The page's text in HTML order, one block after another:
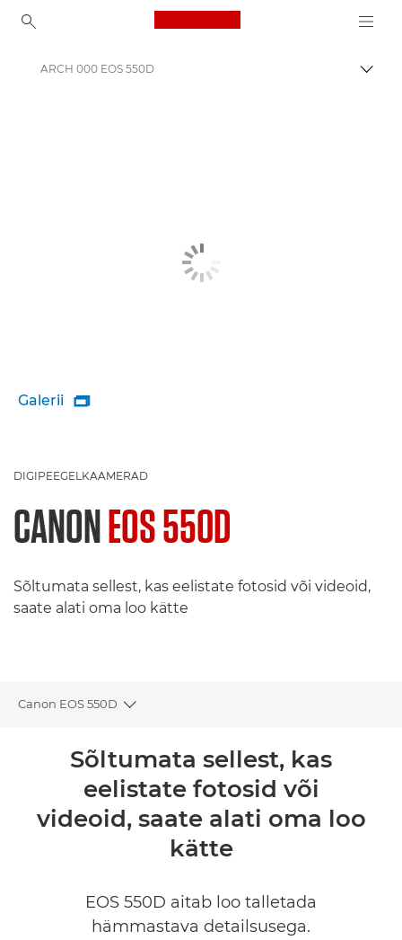
Canon Logo, back to
ARCH 000 EOS 550D
Galerii 
DIGIPEEGELKAAMERAD
CANONEOS 550D
Sõltumata sellest, kas eelistate fotosid või videoid,
saate alati oma loo kätte
Canon EOS 550D
Toggle breadcrumbs
Tehnilised andmed
Sõltumata sellest, kas
eelistate fotosid või
videoid, saate alati oma loo
kätte
EOS 550D aitab loo talletada
hämmastava detailsusega.